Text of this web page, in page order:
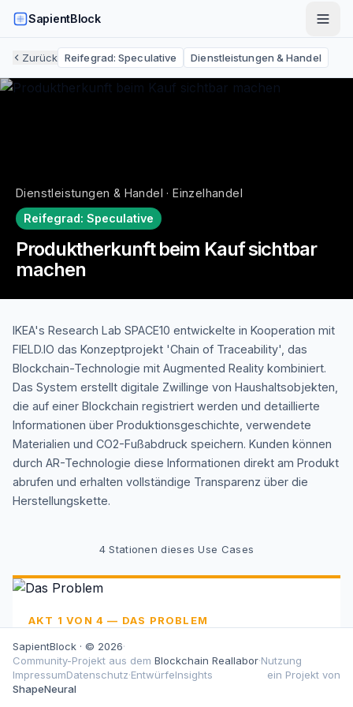
SapientBlock
Zurück Reifegrad:Speculative Dienstleistungen & Handel
Dienstleistungen & Handel · Einzelhandel
Reifegrad: Speculative
Produktherkunft beim Kauf sichtbar
machen
IKEA's Research Lab SPACE10 entwickelte in Kooperation mit
FIELD.IO das Konzeptprojekt 'Chain of Traceability', das
Blockchain-Technologie mit Augmented Reality kombiniert.
Das System erstellt digitale Zwillinge von Haushaltsobjekten,
die auf einer Blockchain registriert werden und detaillierte
Informationen über Produktionsgeschichte, verwendete
Materialien und CO2-Fußabdruck speichern. Kunden können
durch AR-Technologie diese Informationen direkt am Produkt
abrufen und erhalten vollständige Transparenz über die
Herstellungskette.
4 Stationen dieses Use Cases
AKT 1 VON 4 — DAS PROBLEM
Das Problem
IKEA suchte nach Wegen, die wachsende
Verbrauchernachfrage nach Produkttransparenz zu
SapientBlock · © 2026·
Community-Projekt aus dem Blockchain Reallabor·Nutzung
ImpressumDatenschutz·EntwürfeInsights
ein Projekt von
ShapeNeural